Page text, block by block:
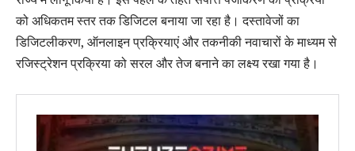
को अधिकतम स्तर तक डिजिटल बनाया जा रहा है। दस्तावेजों का
डिजिटलीकरण, ऑनलाइन प्रक्रियाएं और तकनीकी नवाचारों के माध्यम से
रजिस्ट्रेशन प्रक्रिया को सरल और तेज बनाने का लक्ष्य रखा गया है।